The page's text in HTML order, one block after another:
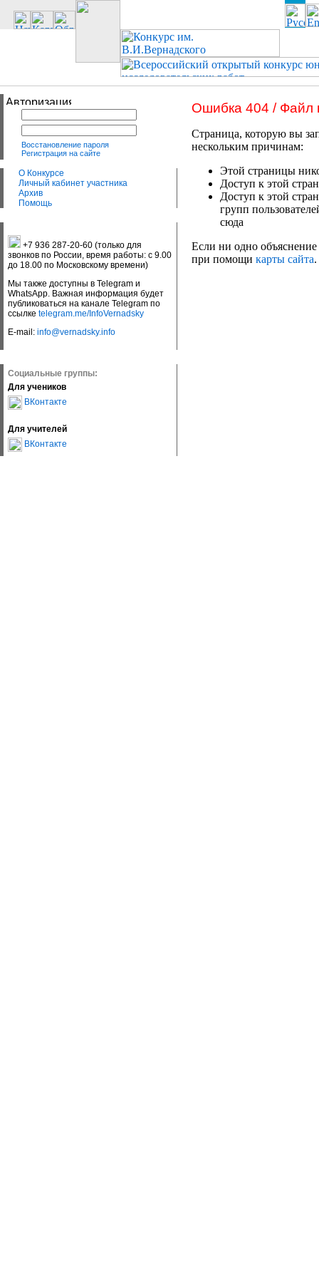
Восстановление пароля
Регистрация на сайте
О Конкурсе
Личный кабинет участника
Архив
Помощь
+7 936 287-20-60 (только для
звонков по России, время работы: с 9.00
до 18.00 по Московскому времени)
Мы также доступны в Telegram и
WhatsApp. Важная информация будет
публиковаться на канале Telegram по
ссылке telegram.me/InfoVernadsky
E-mail: info@vernadsky.info
Социальные группы:
Для учеников
ВКонтакте
Для учителей
ВКонтакте
Ошибка 404 / Файл
Страница, которую вы
нескольким причинам:
Этой страницы
Доступ к этой
Доступ к этой
групп
сюда
Если ни одно объяснение
при помощи карты сайта.